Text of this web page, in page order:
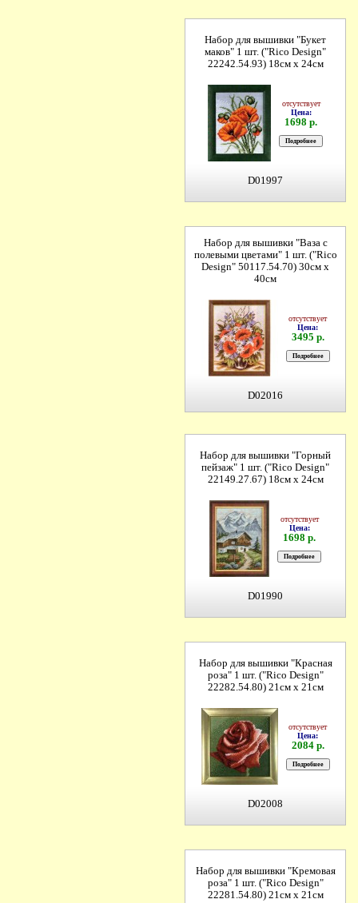
Набор для вышивки "Букет
маков" 1 шт. ("Rico Design"
22242.54.93) 18см х 24см
отсутствует
Цена:
1698 р.
D01997
Набор для вышивки "Ваза с
полевыми цветами" 1 шт. ("Rico
Design" 50117.54.70) 30см х
40см
отсутствует
Цена:
3495 р.
D02016
Набор для вышивки "Горный
пейзаж" 1 шт. ("Rico Design"
22149.27.67) 18см х 24см
отсутствует
Цена:
1698 р.
D01990
Набор для вышивки "Красная
роза" 1 шт. ("Rico Design"
22282.54.80) 21см х 21см
отсутствует
Цена:
2084 р.
D02008
Набор для вышивки "Кремовая
роза" 1 шт. ("Rico Design"
22281.54.80) 21см х 21см